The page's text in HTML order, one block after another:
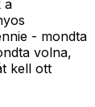
a
- mondta
volna,
kell ott